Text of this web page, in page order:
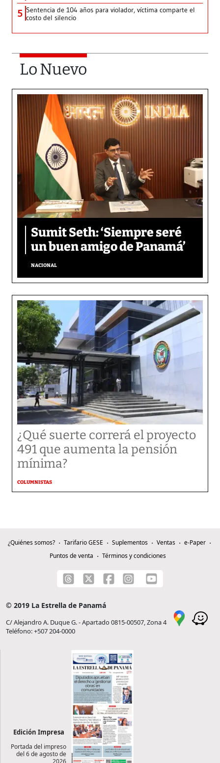
5 Sentencia de 104 años para violador, víctima comparte el
costo del silencio
Lo Nuevo
Sumit Seth: ‘Siempre seré
un buen amigo de Panamá’
NACIONAL
¿Qué suerte correrá el proyecto
491 que aumenta la pensión
mínima?
COLUMNISTAS
¿Quiénes somos? Tarifario GESE Suplementos Ventas
e-Paper
Puntos de venta
Términos y condiciones
© 2019 La Estrella de Panamá
C/ Alejandro A. Duque G. - Apartado 0815-00507, Zona 4
Teléfono: +507 204-0000
Edición Impresa
Portada del impreso
del 6 de agosto de
2026